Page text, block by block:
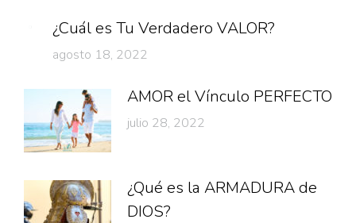
¿Cuál es Tu Verdadero VALOR?
agosto 18, 2022
AMOR el Vínculo PERFECTO
julio 28, 2022
¿Qué es la ARMADURA de
DIOS?